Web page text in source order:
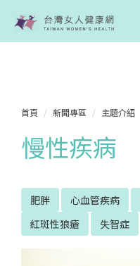
首頁 新聞專區 主題介紹
慢性疾病
肥胖 心血管疾病
紅斑性狼瘡
失智症